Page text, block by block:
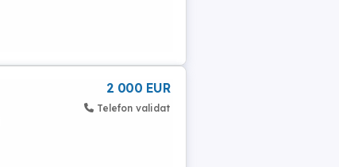
2 000 EUR
Telefon validat